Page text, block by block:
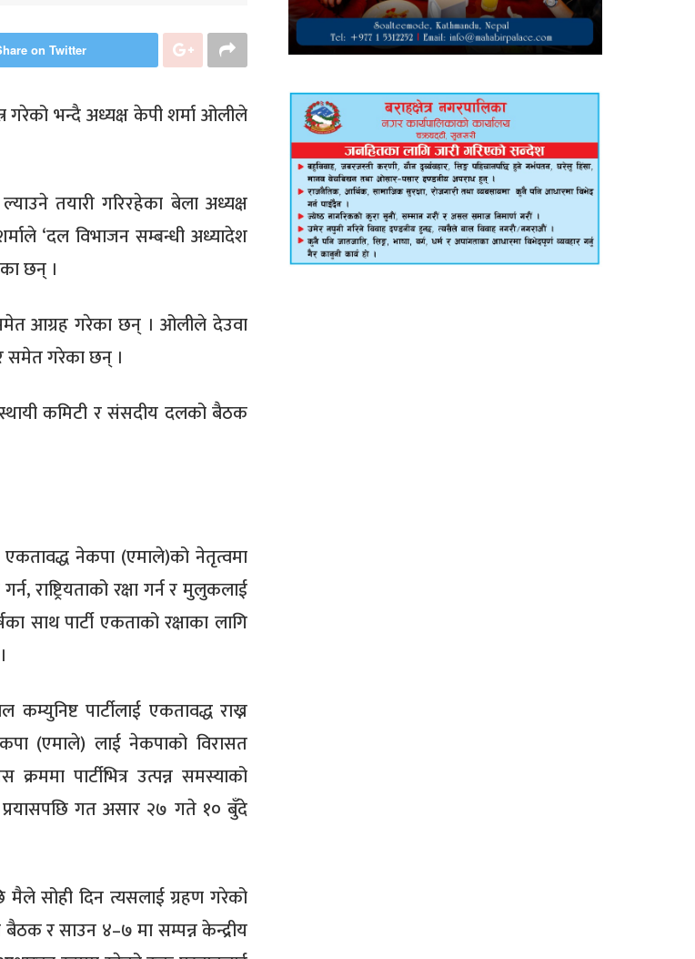
on Twitter
गरेको भन्दै अध्यक्ष केपी शर्मा ओलीले
तयारी गरिरहेका बेला अध्यक्ष
‘दल विभाजन सम्बन्धी अध्यादेश
छन् ।
आग्रह गरेका छन् । ओलीले देउवा
समेत गरेका छन् ।
कमिटी र संसदीय दलको बैठक
नेकपा (एमाले)को नेतृत्वमा
राष्ट्रियताको रक्षा गर्न र मुलुकलाई
साथ पार्टी एकताको रक्षाका लागि
पार्टीलाई एकतावद्ध राख्न
(एमाले) लाई नेकपाको विरासत
पार्टीभित्र उत्पन्न समस्याको
गत असार २७ गते १० बुँदे
मैले सोही दिन त्यसलाई ग्रहण गरेको
र साउन ४–७ मा सम्पन्न केन्द्रीय